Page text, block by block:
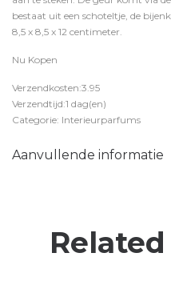
bestaat uit een schoteltje, de
8,5 x 8,5 x 12 centimeter.
Nu Kopen
Verzendkosten:3.95
Verzendtijd:1 dag(en)
Categorie: Interieurparfums
Aanvullende informatie